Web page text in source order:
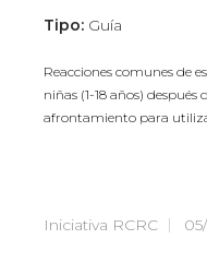
Tipo: Guía
Reacciones comunes de
niñas (1-18 años)
afrontamiento para
Iniciativa RCRC